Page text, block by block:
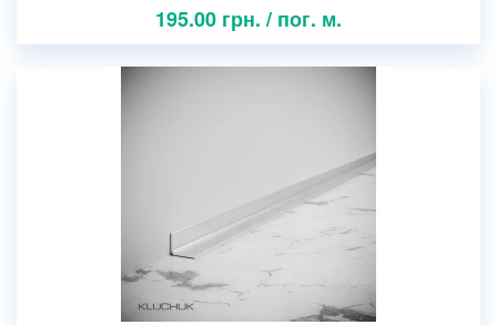
195.00 грн. / пог. м.